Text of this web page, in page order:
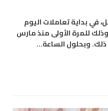
في بداية تعاملات اليوم
مستوى 75 روبلا ، وذلك للمرة الأولى منذ مارس